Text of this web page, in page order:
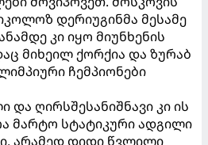
დერიუგინმა მესამე
კი იყო მიუნხენის
მიხეილ ქორქია და ზურაბ
ჩემპიონები
და ღირსშესანიშნავი კი ის
მარტო სტატიკური ადგილი
არამედ დიდი წვლილი